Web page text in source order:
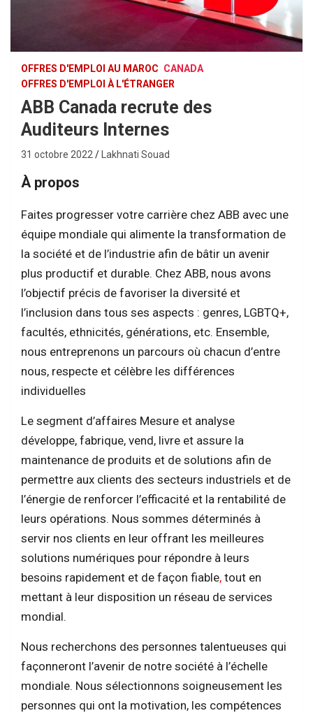
OFFRES D'EMPLOI AU MAROC CANADA
OFFRES D'EMPLOI À L'ÉTRANGER
ABB Canada recrute des
Auditeurs Internes
31 octobre 2022 Lakhnati Souad
À propos
Faites progresser votre carrière chez ABB avec une
équipe mondiale qui alimente la transformation de
la société et de l’industrie afin de bâtir un avenir
plus productif et durable. Chez ABB, nous avons
l’objectif précis de favoriser la diversité et
l’inclusion dans tous ses aspects : genres, LGBTQ+,
facultés, ethnicités, générations, etc. Ensemble,
nous entreprenons un parcours où chacun d’entre
nous, respecte et célèbre les différences
individuelles
Le segment d’affaires Mesure et analyse
développe, fabrique, vend, livre et assure la
maintenance de produits et de solutions afin de
permettre aux clients des secteurs industriels et de
l’énergie de renforcer l’efficacité et la rentabilité de
leurs opérations. Nous sommes déterminés à
servir nos clients en leur offrant les meilleures
solutions numériques pour répondre à leurs
besoins rapidement et de façon fiable, tout en
mettant à leur disposition un réseau de services
mondial.
Nous recherchons des personnes talentueuses qui
façonneront l’avenir de notre société à l’échelle
mondiale. Nous sélectionnons soigneusement les
personnes qui ont la motivation, les compétences